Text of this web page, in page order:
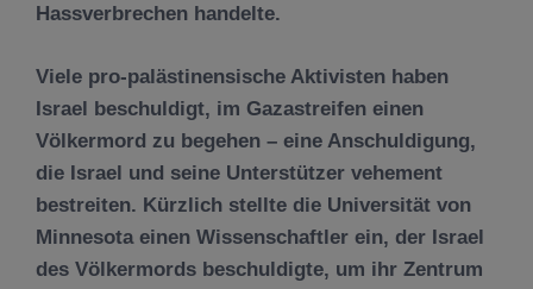
Hassverbrechen handelte.
Viele pro-palästinensische Aktivisten haben
Israel beschuldigt, im Gazastreifen einen
Völkermord zu begehen – eine Anschuldigung,
die Israel und seine Unterstützer vehement
bestreiten. Kürzlich stellte die Universität von
Minnesota einen Wissenschaftler ein, der Israel
des Völkermords beschuldigte, um ihr Zentrum